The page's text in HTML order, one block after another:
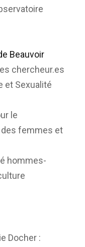
Beauvoir
chercheur.es
et Sexualité
le
des femmes et
hommes-
Docher :